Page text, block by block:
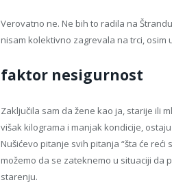
Verovatno ne. Ne bih to radila na
nisam kolektivno zagrevala na trci, osim
faktor nesigurnost
Zaključila sam da žene kao ja, starije ili
višak kilograma i manjak kondicije,
Nušićevo pitanje svih pitanja “šta će
možemo da se zateknemo u situaciji da
starenju.